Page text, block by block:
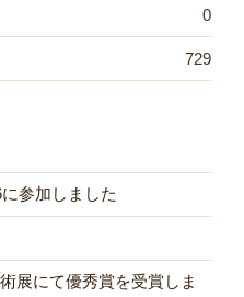
0
729
参加しました
展にて優秀賞を受賞しま